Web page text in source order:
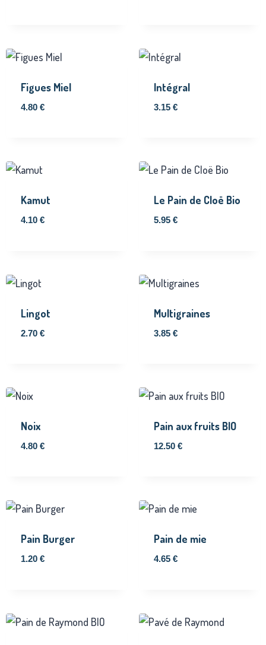
Figues Miel
4.80 €
Intégral
3.15 €
Kamut
4.10 €
Le Pain de Cloë Bio
5.95 €
Lingot
2.70 €
Multigraines
3.85 €
Noix
4.80 €
Pain aux fruits BIO
12.50 €
Pain Burger
1.20 €
Pain de mie
4.65 €